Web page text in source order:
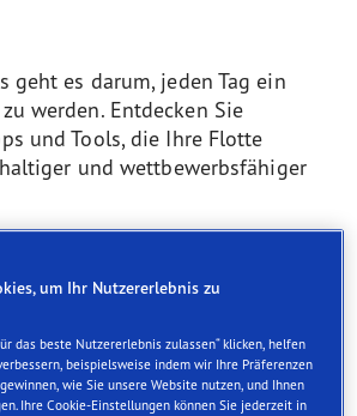
geht es darum, jeden Tag ein
werden. Entdecken Sie
und Tools, die Ihre Flotte
und wettbewerbsfähiger
um Ihr Nutzererlebnis zu
das beste Nutzererlebnis zulassen“ klicken, helfen
beispielsweise indem wir Ihre Präferenzen
wie Sie unsere Website nutzen, und Ihnen
Ihre Cookie-Einstellungen können Sie jederzeit in